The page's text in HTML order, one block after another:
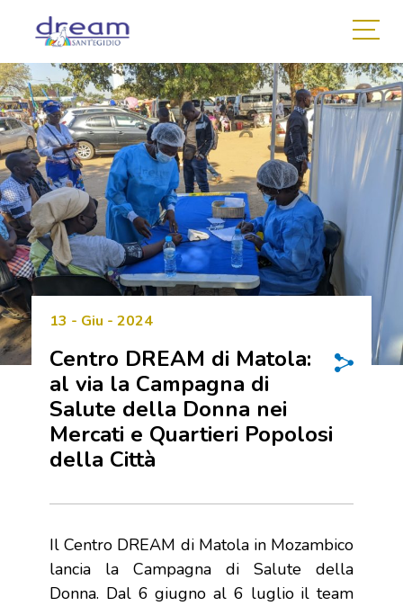
13 - Giu - 2024
Centro DREAM di Matola:
al via la Campagna di
Salute della Donna nei
Mercati e Quartieri Popolosi
della Città
Il Centro DREAM di Matola in Mozambico
lancia la Campagna di Salute della
Donna. Dal 6 giugno al 6 luglio il team